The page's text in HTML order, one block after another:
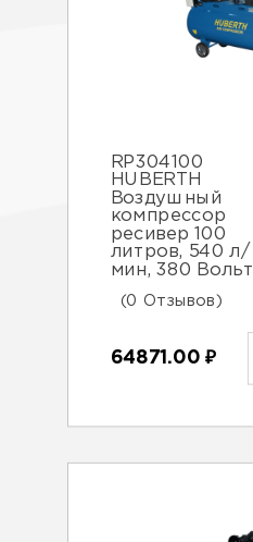
RP304100
HUBERTH
Воздушный
компрессор
ресивер 100
литров, 540 л/
мин, 380 Вольт
(0 Отзывов)
64871.00₽